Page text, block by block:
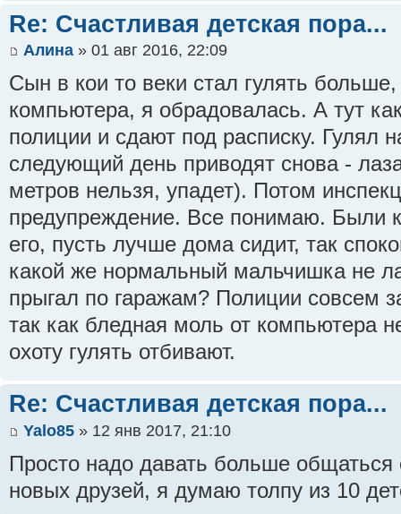
Re: Счастливая детская пора...
Алина » 01 авг 2016, 22:09
Сын в кои то веки стал гулять больше,
компьютера, я обрадовалась. А тут
полиции и сдают под расписку. Гулял
следующий день приводят снова -
метров нельзя, упадет). Потом
предупреждение. Все понимаю. Были
его, пусть лучше дома сидит, так
какой же нормальный мальчишка не
прыгал по гаражам? Полиции совсем
так как бледная моль от компьютера
охоту гулять отбивают.
Re: Счастливая детская пора...
Yalo85 » 12 янв 2017, 21:10
Просто надо давать больше общаться
новых друзей, я думаю толпу из 10